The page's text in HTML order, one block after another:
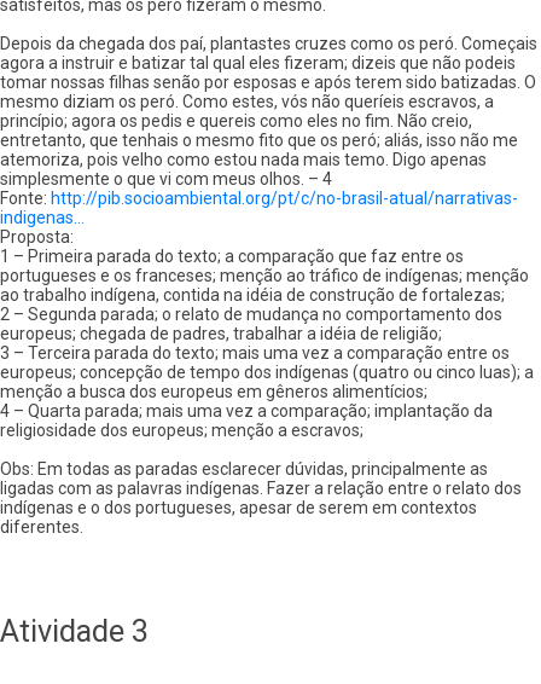
satisfeitos, mas os peró fizeram o mesmo.
Depois da chegada dos paí, plantastes cruzes como os peró. Começais
agora a instruir e batizar tal qual eles fizeram; dizeis que não podeis
tomar nossas filhas senão por esposas e após terem sido batizadas. O
mesmo diziam os peró. Como estes, vós não queríeis escravos, a
princípio; agora os pedis e quereis como eles no fim. Não creio,
entretanto, que tenhais o mesmo fito que os peró; aliás, isso não me
atemoriza, pois velho como estou nada mais temo. Digo apenas
simplesmente o que vi com meus olhos. – 4
Fonte: http://pib.socioambiental.org/pt/c/no-brasil-atual/narrativas-
indigenas…
Proposta:
1 – Primeira parada do texto; a comparação que faz entre os
portugueses e os franceses; menção ao tráfico de indígenas; menção
ao trabalho indígena, contida na idéia de construção de fortalezas;
2 – Segunda parada; o relato de mudança no comportamento dos
europeus; chegada de padres, trabalhar a idéia de religião;
3 – Terceira parada do texto; mais uma vez a comparação entre os
europeus; concepção de tempo dos indígenas (quatro ou cinco luas); a
menção a busca dos europeus em gêneros alimentícios;
4 – Quarta parada; mais uma vez a comparação; implantação da
religiosidade dos europeus; menção a escravos;
Obs: Em todas as paradas esclarecer dúvidas, principalmente as
ligadas com as palavras indígenas. Fazer a relação entre o relato dos
indígenas e o dos portugueses, apesar de serem em contextos
diferentes.
Atividade 3